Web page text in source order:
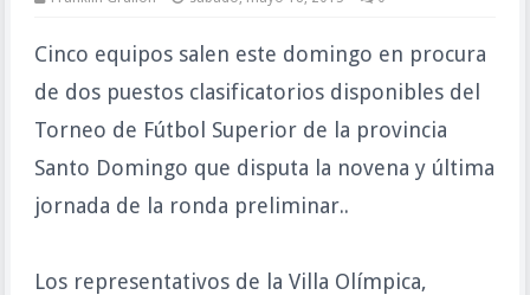
Cinco equipos salen este domingo en procura
de dos puestos clasificatorios disponibles del
Torneo de Fútbol Superior de la provincia
Santo Domingo que disputa la novena y última
jornada de la ronda preliminar..
Los representativos de la Villa Olímpica,